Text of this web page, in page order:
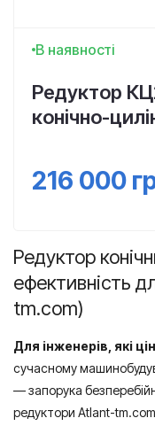
В наявності
Редуктор
конічно-
216 000
Редуктор
ефективність
tm.com)
Для інженерів, які
сучасному
— запорука
редуктори Atlant-